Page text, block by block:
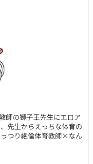
師の獅子王先生にエロア
先生からえっちな体育の
つり絶倫体育教師×なん